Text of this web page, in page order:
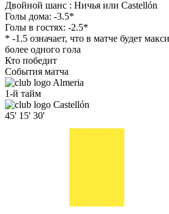
Двойной шанс : Ничья или Castellón
Голы дома: -3.5*
Голы в гостях: -2.5*
* -1.5 означает, что в матче будет
более одного гола
Кто победит
События матча
Almeria
1-й тайм
Castellón
45' 15' 30'